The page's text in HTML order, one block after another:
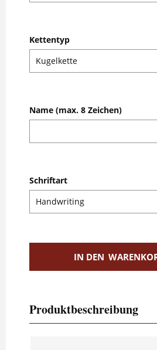
Kettentyp
Name (max. 8 Zeichen)
Schriftart
IN DEN
Produktbeschreibung